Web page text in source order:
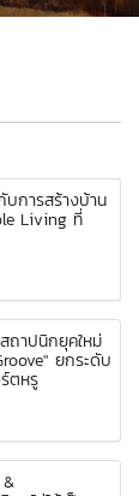
บการสร้างบ้าน
Living ที่
ถาปนิกยุคใหม่
ยกระดับ
ตหรู